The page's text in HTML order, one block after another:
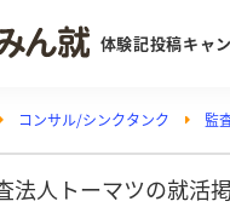
体験記投稿キャ
コンサル/シンクタンク 監
法人トーマツの就活